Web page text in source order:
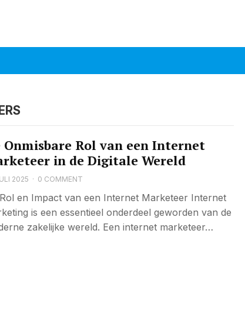
Onmisbare Rol van een Internet
in de Digitale Wereld
2025 · 0 COMMENT
en Impact van een Internet Marketeer Internet
is een essentieel onderdeel geworden van de
zakelijke wereld. Een internet marketeer…